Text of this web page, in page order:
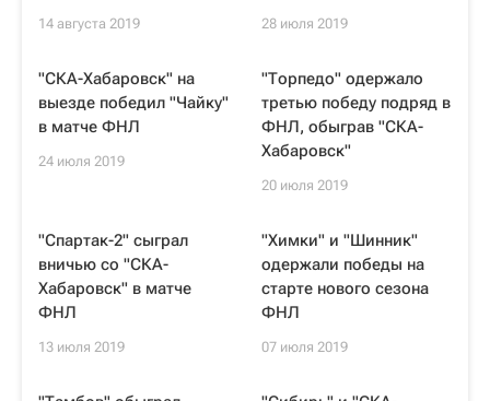
14 августа 2019 28 июля 2019
"СКА-Хабаровск" на
выезде победил "Чайку"
в матче ФНЛ
24 июля 2019
"Торпедо" одержало
третью победу подряд в
ФНЛ, обыграв "СКА-
Хабаровск"
20 июля 2019
"Спартак-2" сыграл
вничью со "СКА-
Хабаровск" в матче
ФНЛ
13 июля 2019
"Химки" и "Шинник"
одержали победы на
старте нового сезона
ФНЛ
07 июля 2019